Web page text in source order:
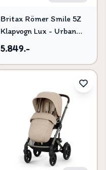
Britax Römer Smile 5Z
Klapvogn Lux - Urban
Olive
5.849.-